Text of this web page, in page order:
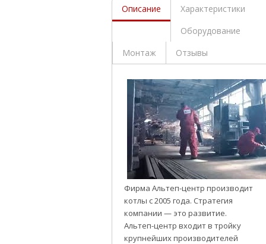
Описание
Характеристики
Оборудование
Монтаж
Отзывы
Фирма Альтеп-центр производит
котлы с 2005 года. Стратегия
компании — это развитие.
Альтеп-центр входит в тройку
крупнейших производителей